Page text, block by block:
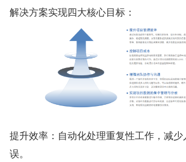
解决方案实现四大核心目标：
提升效率：自动化处理重复性工作，减
误。